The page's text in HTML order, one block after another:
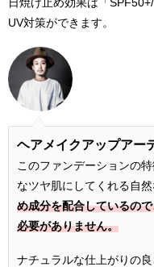
UV対策ができます。
ヘアメイクアップアー
このファンデーションの
なツヤ肌にしてくれる自
め成分を配合しているの
必要がありません。
ナチュラルな仕上がりの